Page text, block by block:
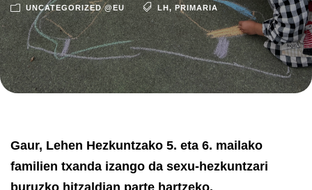
UNCATEGORIZED @EU LH, PRIMARIA
Gaur, Lehen Hezkuntzako 5. eta 6. mailako
familien txanda izango da sexu-hezkuntzari
buruzko hitzaldian parte hartzeko.